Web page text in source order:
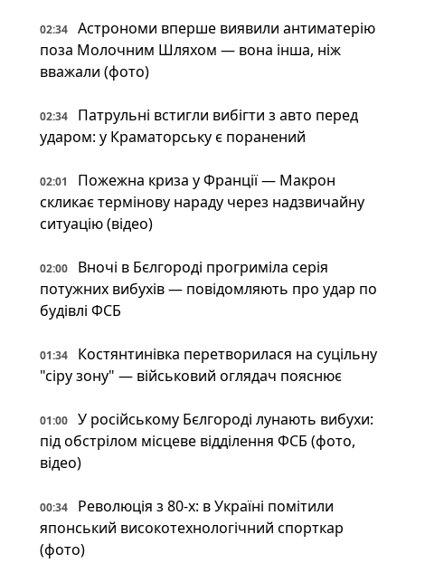
02:34
Астрономи вперше виявили антиматерію
поза Молочним Шляхом — вона інша, ніж
вважали (фото)
02:34
Патрульні встигли вибігти з авто перед
ударом: у Краматорську є поранений
02:01
Пожежна криза у Франції — Макрон
скликає термінову нараду через надзвичайну
ситуацію (відео)
02:00
Вночі в Бєлгороді прогриміла серія
потужних вибухів — повідомляють про удар по
будівлі ФСБ
01:34
Костянтинівка перетворилася на суцільну
"сіру зону" — військовий оглядач пояснює
01:00
У російському Бєлгороді лунають вибухи:
під обстрілом місцеве відділення ФСБ (фото,
відео)
00:34
Революція з 80-х: в Україні помітили
японський високотехнологічний спорткар
(фото)